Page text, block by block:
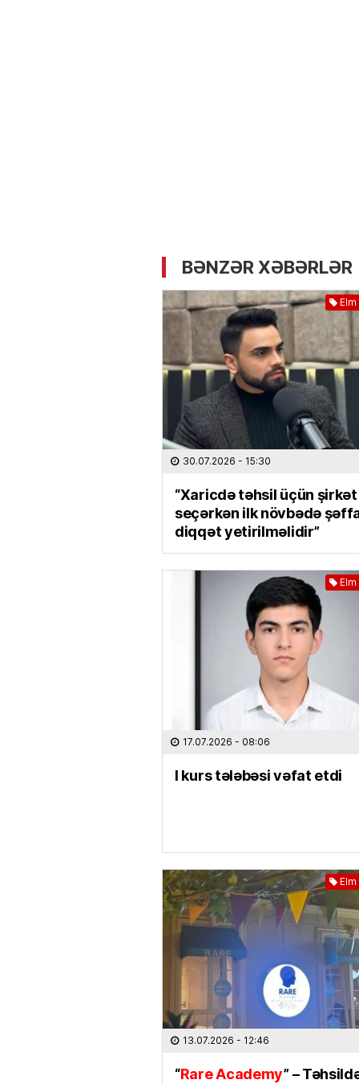
BƏNZƏR XƏBƏRLƏR
30.07.2026 - 15:30
“Xaricdə təhsil üçün şirkət
seçərkən ilk növbədə
diqqət yetirilməlidir”
17.07.2026 - 08:06
I kurs tələbəsi vəfat etdi
13.07.2026 - 12:46
“Rare Academy” –